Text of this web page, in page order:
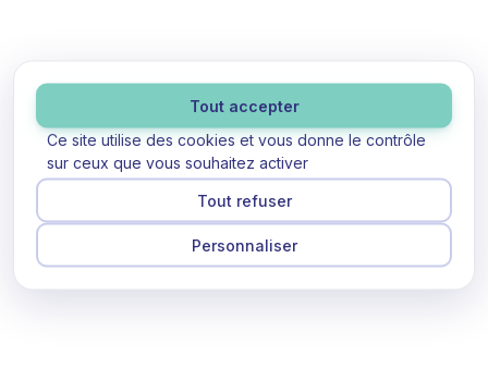
Ce site utilise des cookies et vous donne le contrôle
sur ceux que vous souhaitez activer
Tout accepter
Tout refuser
Personnaliser